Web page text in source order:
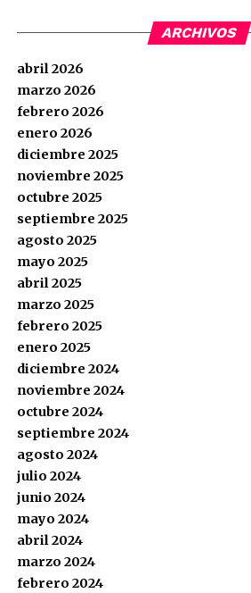
ARCHIVOS
abril 2026
marzo 2026
febrero 2026
enero 2026
diciembre 2025
noviembre 2025
octubre 2025
septiembre 2025
agosto 2025
mayo 2025
abril 2025
marzo 2025
febrero 2025
enero 2025
diciembre 2024
noviembre 2024
octubre 2024
septiembre 2024
agosto 2024
julio 2024
junio 2024
mayo 2024
abril 2024
marzo 2024
febrero 2024